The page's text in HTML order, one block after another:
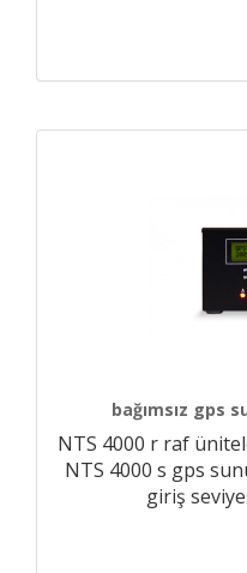
bağımsız gps
NTS 4000 r raf
NTS 4000 s gps
giriş